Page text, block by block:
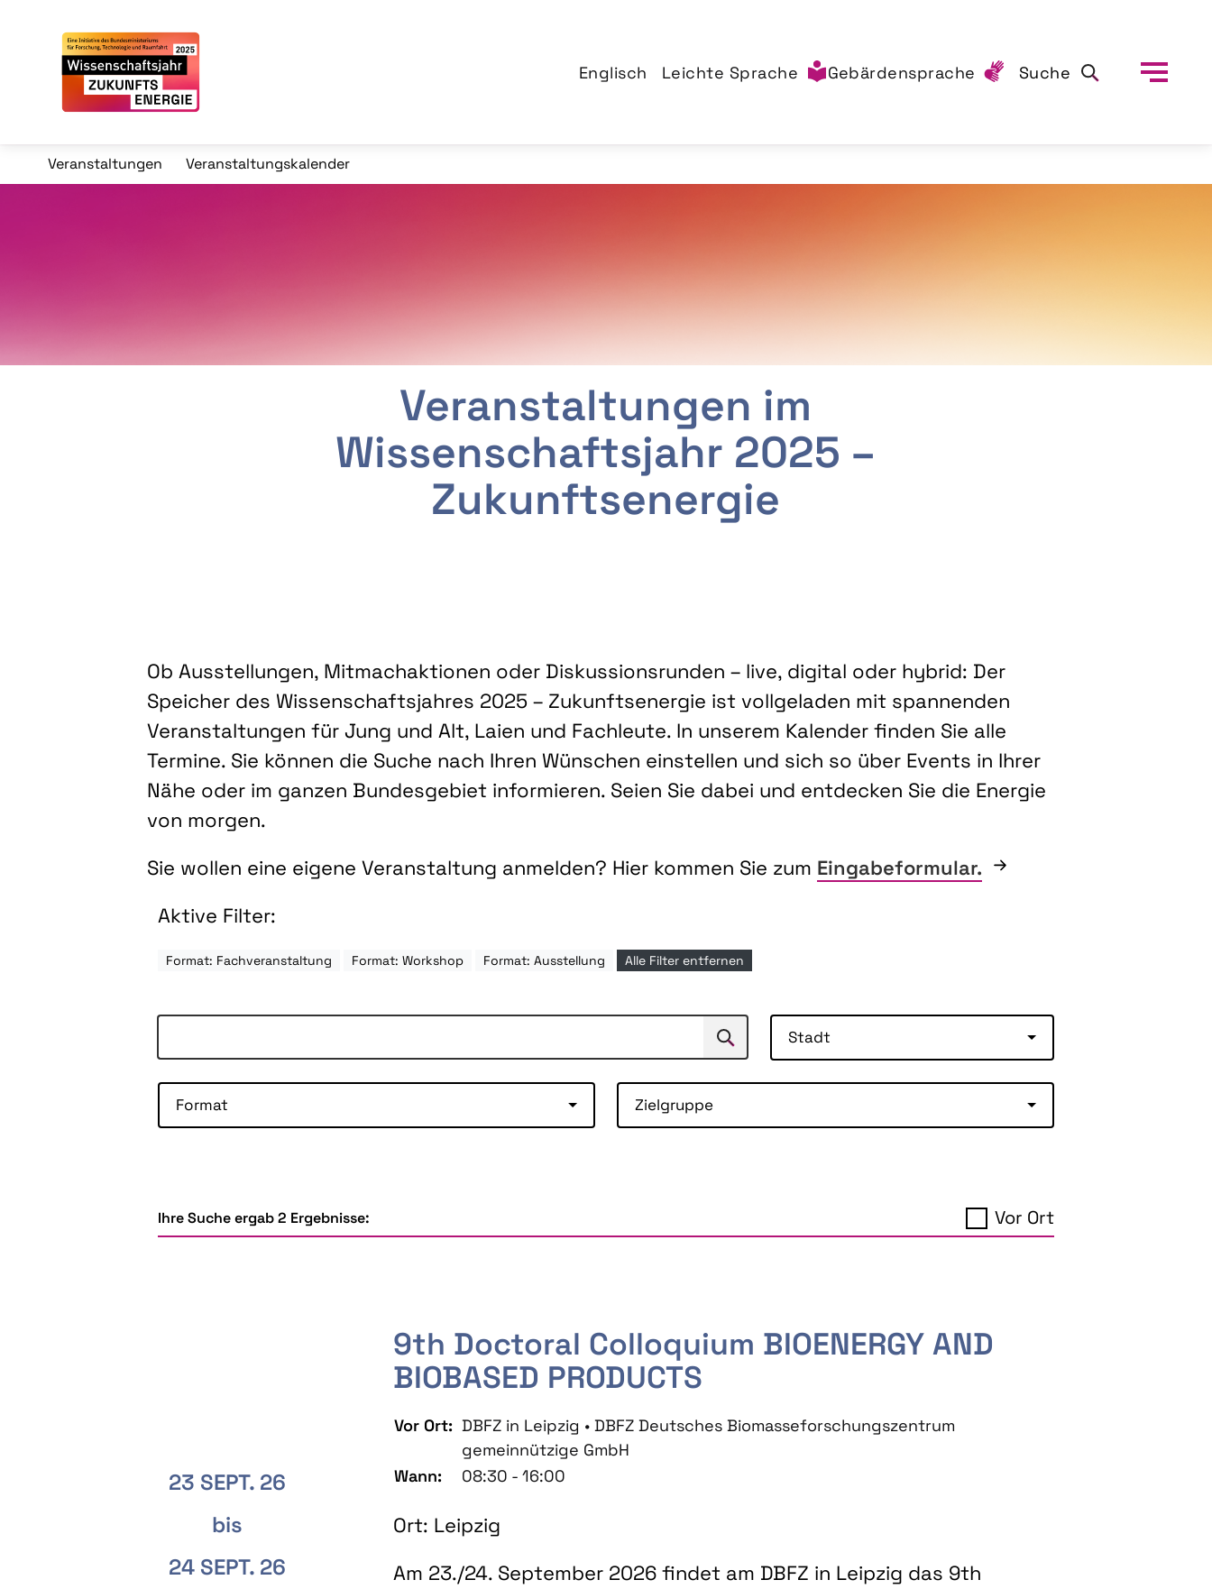
Englisch Leichte Sprache Gebärdensprache Suche
Veranstaltungen Veranstaltungskalender
Veranstaltungen im
Wissenschaftsjahr 2025 –
Zukunftsenergie
Ob Ausstellungen, Mitmachaktionen oder Diskussionsrunden – live, digital oder hybrid: Der
Speicher des Wissenschaftsjahres 2025 – Zukunftsenergie ist vollgeladen mit spannenden
Veranstaltungen für Jung und Alt, Laien und Fachleute. In unserem Kalender finden Sie alle
Termine. Sie können die Suche nach Ihren Wünschen einstellen und sich so über Events in Ihrer
Nähe oder im ganzen Bundesgebiet informieren. Seien Sie dabei und entdecken Sie die Energie
von morgen.
Sie wollen eine eigene Veranstaltung anmelden? Hier kommen Sie zum Eingabeformular.
Aktive Filter:
Format: Fachveranstaltung Format: Workshop Format: Ausstellung Alle Filter entfernen
Suchen Stadt
Format Zielgruppe
Ihre Suche ergab 2 Ergebnisse: Vor Ort
23 SEPT. 26
bis
24 SEPT. 26
9th Doctoral Colloquium BIOENERGY AND
BIOBASED PRODUCTS
Vor Ort: DBFZ in Leipzig • DBFZ Deutsches Biomasseforschungszentrum
gemeinnützige GmbH
Wann:
08:30 - 16:00
Ort: Leipzig
Am 23./24. September 2026 findet am DBFZ in Leipzig das 9th